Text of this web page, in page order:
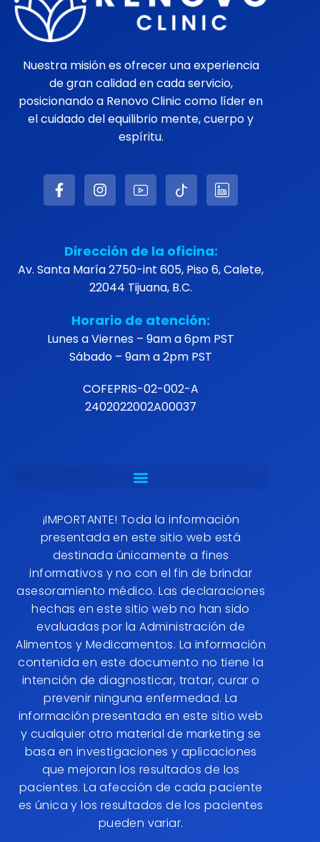
Nuestra misión es ofrecer una experiencia
de gran calidad en cada servicio,
posicionando a Renovo Clinic como líder en
el cuidado del equilibrio mente, cuerpo y
espíritu.
Dirección de la oficina:
Av. Santa María 2750-int 605, Piso 6, Calete,
22044 Tijuana, B.C.
Horario de atención:
Lunes a Viernes – 9am a 6pm PST
Sábado – 9am a 2pm PST
COFEPRIS-02-002-A
2402022002A00037
¡IMPORTANTE! Toda la información
presentada en este sitio web está
destinada únicamente a fines
informativos y no con el fin de brindar
asesoramiento médico. Las declaraciones
hechas en este sitio web no han sido
evaluadas por la Administración de
Alimentos y Medicamentos. La información
contenida en este documento no tiene la
intención de diagnosticar, tratar, curar o
prevenir ninguna enfermedad. La
información presentada en este sitio web
y cualquier otro material de marketing se
basa en investigaciones y aplicaciones
que mejoran los resultados de los
pacientes. La afección de cada paciente
es única y los resultados de los pacientes
pueden variar.